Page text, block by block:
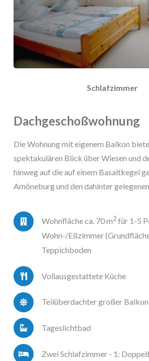
Schlafzimmer
Dachgeschoßwohnung
Die Wohnung mit eigenem Balkon
spektakulären Blick über Wiesen und
hinweg auf die auf einem Basaltkegel
Amöneburg und den dahinter
Wohnfläche ca. 70 m2für 1-5
Wohn-/Eßzimmer
Teppichboden
Vollausgestattete Küche
Teilüberdachter großer Balkon
Tageslichtbad
Zwei Schlafzimmer - 1: